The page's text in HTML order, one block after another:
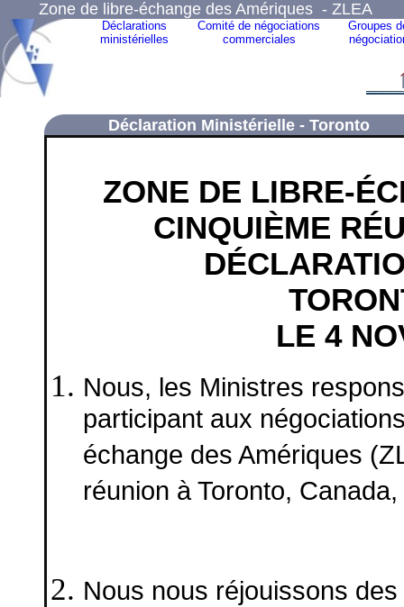
Zone de libre-échange des Amériques - ZLEA
Déclarations
ministérielles
Comité de négociations
commerciales
Groupes
Déclaration Ministérielle - Toronto
ZONE DE LIBRE-
CINQUIÈME
LE 4
Nous, les Ministres
participant aux
échange des Amériques
réunion à Toronto,
Nous nous réjouissons